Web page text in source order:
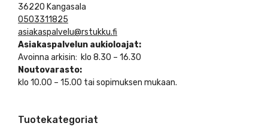
36220 Kangasala
0503311825
asiakaspalvelu@rstukku.fi
Asiakaspalvelun aukioloajat:
Avoinna arkisin: klo 8.30 – 16.30
Noutovarasto:
klo 10.00 – 15.00 tai sopimuksen mukaan.
Tuotekategoriat